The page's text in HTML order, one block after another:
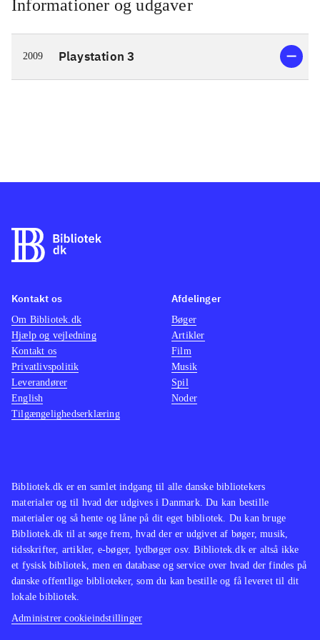
Informationer og udgaver
2009 Playstation 3
Bibliotek.dk er en samlet indgang til alle danske bibliotekers
materialer og til hvad der udgives i Danmark. Du kan bestille
materialer og så hente og låne på dit eget bibliotek. Du kan bruge
Bibliotek.dk til at søge frem, hvad der er udgivet af bøger, musik,
tidsskrifter, artikler, e-bøger, lydbøger osv. Bibliotek.dk er altså ikke
et fysisk bibliotek, men en database og service over hvad der findes på
danske offentlige biblioteker, som du kan bestille og få leveret til dit
lokale bibliotek.
Administrer cookieindstillinger
Kontakt os
Om Bibliotek.dk
Hjælp og vejledning
Kontakt os
Privatlivspolitik
Leverandører
English
Tilgængelighedserklæring
Afdelinger
Bøger
Artikler
Film
Musik
Spil
Noder